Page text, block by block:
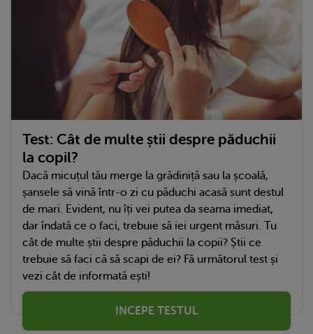
Test: Cât de multe știi despre păduchii
la copil?
Dacă micuțul tău merge la grădiniță sau la școală,
șansele să vină într-o zi cu păduchi acasă sunt destul
de mari. Evident, nu îți vei putea da seama imediat,
dar îndată ce o faci, trebuie să iei urgent măsuri. Tu
cât de multe știi despre păduchii la copii? Știi ce
trebuie să faci că să scapi de ei? Fă următorul test și
vezi cât de informată ești!
INCEPE TESTUL